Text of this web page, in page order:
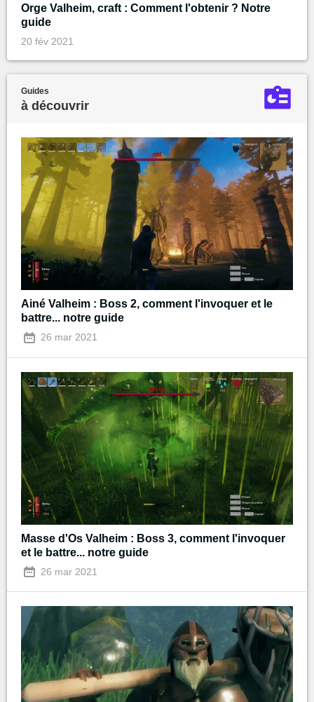
Orge Valheim, craft : Comment l'obtenir ? Notre
guide
20 fév 2021
Guides
à découvrir
Ainé Valheim : Boss 2, comment l'invoquer et le
battre... notre guide
26 mar 2021
Masse d'Os Valheim : Boss 3, comment l'invoquer
et le battre... notre guide
26 mar 2021